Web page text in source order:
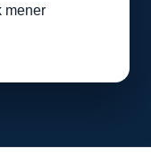
mener